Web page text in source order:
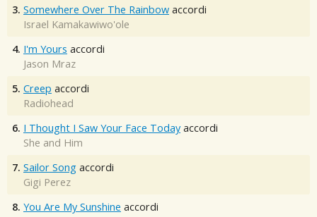
3. Somewhere Over The Rainbow accordi
Israel Kamakawiwo'ole
4. I'm Yours accordi
Jason Mraz
5. Creep accordi
Radiohead
6. I Thought I Saw Your Face Today accordi
She and Him
7. Sailor Song accordi
Gigi Perez
8. You Are My Sunshine accordi